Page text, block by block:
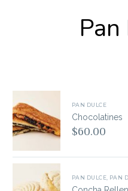
PAN DULCE
Chocolatines
$60.00
PAN DULCE, PAN